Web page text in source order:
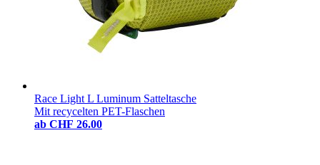
Race Light L Luminum Satteltasche
Mit recycelten PET-Flaschen
ab CHF 26.00